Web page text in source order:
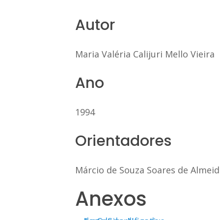
Autor
Maria Valéria Calijuri Mello Vieira
Ano
1994
Orientadores
Márcio de Souza Soares de
Anexos